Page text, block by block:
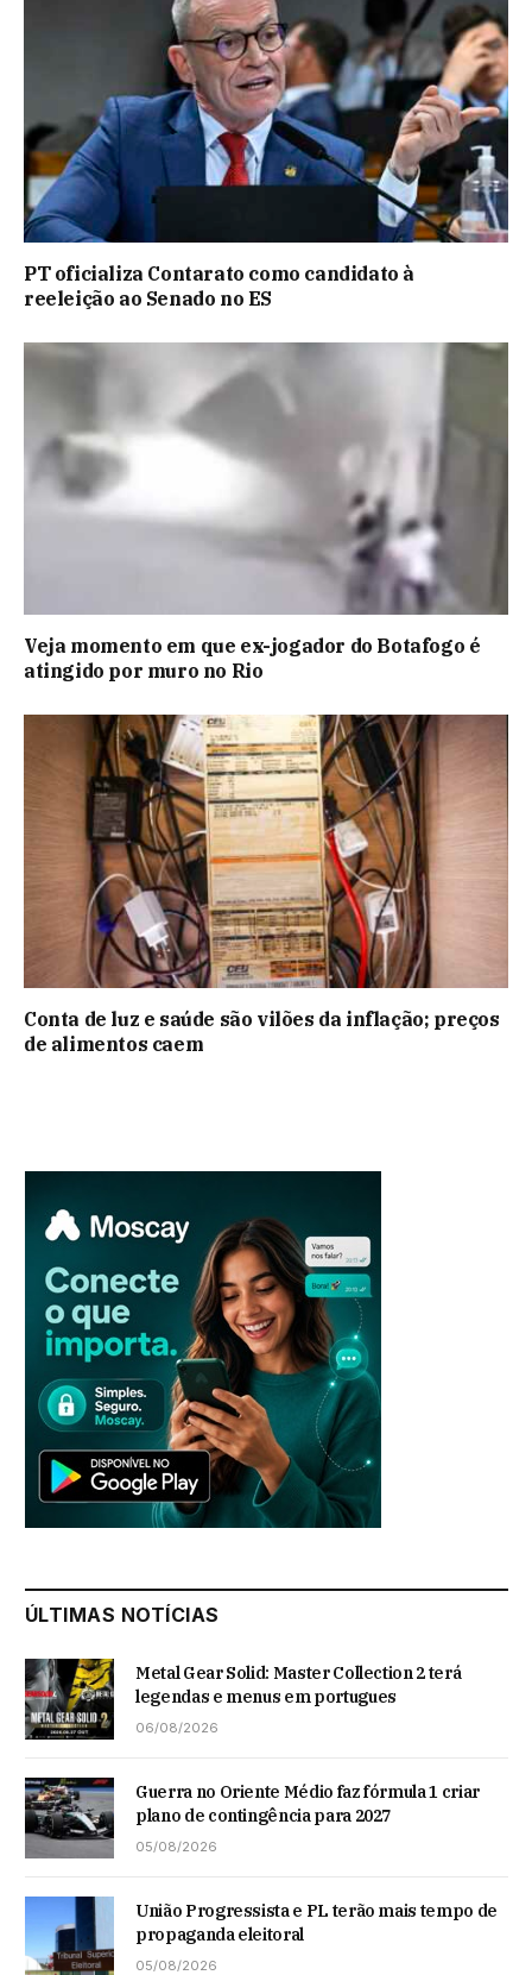
PT oficializa Contarato como candidato à
reeleição ao Senado no ES
Veja momento em que ex-jogador do Botafogo é
atingido por muro no Rio
Conta de luz e saúde são vilões da inflação; preços
de alimentos caem
ÚLTIMAS NOTÍCIAS
Metal Gear Solid: Master Collection 2 terá
legendas e menus em portugues
06/08/2026
Guerra no Oriente Médio faz fórmula 1 criar
plano de contingência para 2027
05/08/2026
União Progressista e PL terão mais tempo de
propaganda eleitoral
05/08/2026